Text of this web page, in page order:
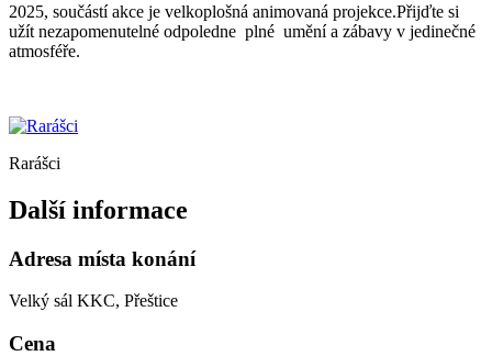
2025, součástí akce je velkoplošná animovaná projekce.Přijďte si
užít nezapomenutelné odpoledne plné umění a zábavy v jedinečné
atmosféře.
Rarášci
Další informace
Adresa místa konání
Velký sál KKC, Přeštice
Cena